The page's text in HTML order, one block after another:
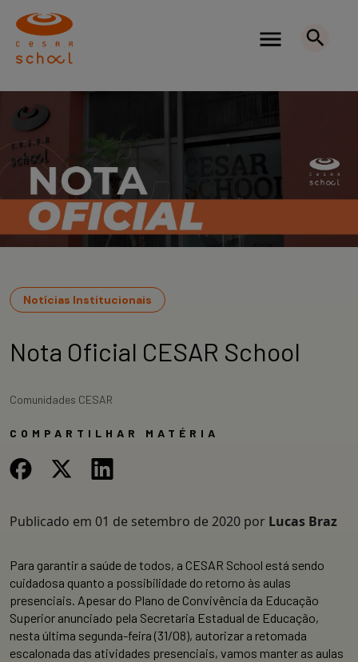
Notícias Institucionais
Nota Oficial CESAR School
Comunidades CESAR
COMPARTILHAR MATÉRIA
Publicado em 01 de setembro de 2020 por Lucas Braz
Para garantir a saúde de todos, a CESAR School está sendo
cuidadosa quanto a possibilidade do retorno às aulas
presenciais. Apesar do Plano de Convivência da Educação
Superior anunciado pela Secretaria Estadual de Educação,
nesta última segunda-feira (31/08), autorizar a retomada
escalonada das atividades presenciais, vamos manter as aulas